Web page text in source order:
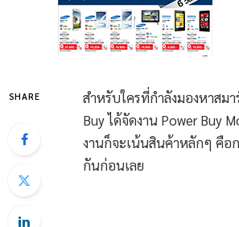
SHARE
สำหรับใครที่กำลังมองหาส
Buy ได้จัดงาน Power Buy
งานก็จะเน้นสินค้าหลักๆ คือ
กันก่อนเลย